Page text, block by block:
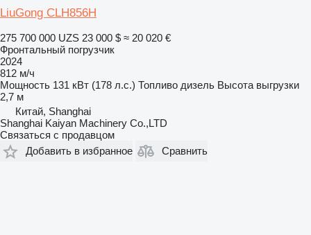
LiuGong CLH856H
275 700 000 UZS 23 000 $ ≈ 20 020 €
Фронтальный погрузчик
2024
812 м/ч
Мощность 131 кВт (178 л.с.) Топливо дизель Высота выгрузки
2,7 м
Китай, Shanghai
Shanghai Kaiyan Machinery Co.,LTD
Связаться с продавцом
Добавить в избранное
Сравнить